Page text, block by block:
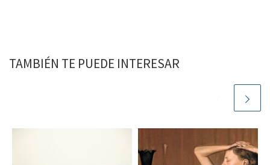
TAMBIÉN TE PUEDE INTERESAR